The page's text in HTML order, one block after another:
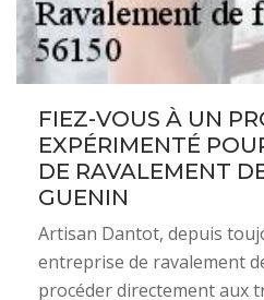
FIEZ-VOUS À UN
EXPÉRIMENTÉ
DE RAVALEMENT
GUENIN
Artisan Dantot, depuis
entreprise de ravalement
procéder directement aux